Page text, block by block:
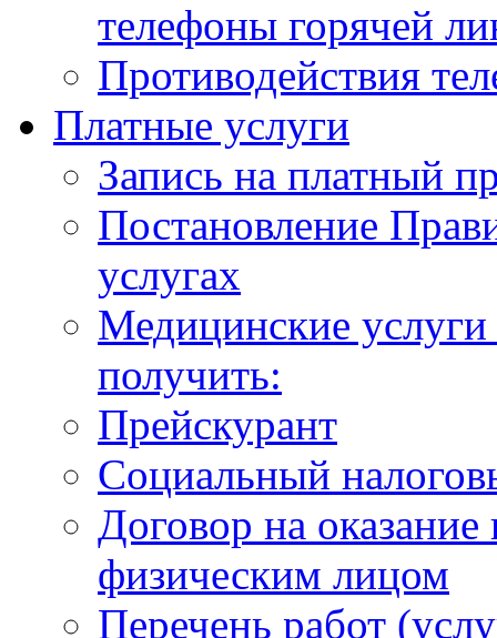
телефоны горячей
Противодействия
Платные услуги
Запись на платный
Постановление
услугах
Медицинские
получить:
Прейскурант
Социальный
Договор на
физическим лицом
Перечень работ